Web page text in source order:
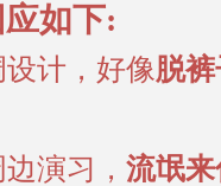
如下:
计，好像脱
演习， 流氓